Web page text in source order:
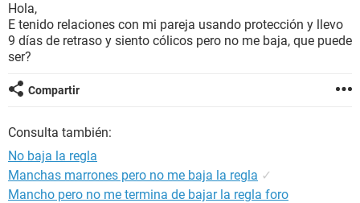
BIENESTAR
SEXUALIDAD
GLOSARIO
Hola,
E tenido relaciones con mi pareja usando protección y llevo
9 días de retraso y siento cólicos pero no me baja, que puede
ser?
Compartir
Consulta también:
No baja la regla
Manchas marrones pero no me baja la regla ✓
Mancho pero no me termina de bajar la regla foro